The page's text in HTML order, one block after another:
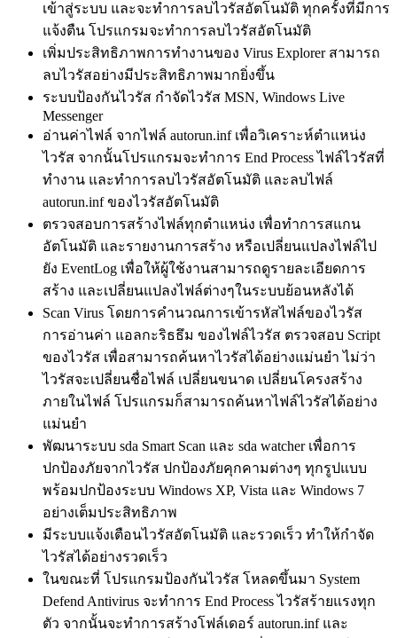
เข้าสู่ระบบ และจะทำการลบไวรัสอัตโนมัติ ทุกครั้งที่มีการ
แจ้งตืน โปรแกรมจะทำการลบไวรัสอัตโนมัติ
เพิ่มประสิทธิภาพการทำงานของ Virus Explorer สามารถ
ลบไวรัสอย่างมีประสิทธิภาพมากยิ่งขึ้น
ระบบป้องกันไวรัส กำจัดไวรัส MSN, Windows Live
Messenger
อ่านค่าไฟล์ จากไฟล์ autorun.inf เพื่อวิเคราะห์ตำแหน่ง
ไวรัส จากนั้นโปรแกรมจะทำการ End Process ไฟล์ไวรัสที่
ทำงาน และทำการลบไวรัสอัตโนมัติ และลบไฟล์
autorun.inf ของไวรัสอัตโนมัติ
ตรวจสอบการสร้างไฟล์ทุกตำแหน่ง เพื่อทำการสแกน
อัตโนมัติ และรายงานการสร้าง หรือเปลี่ยนแปลงไฟล์ไป
ยัง EventLog เพื่อให้ผู้ใช้งานสามารถดูรายละเอียดการ
สร้าง และเปลี่ยนแปลงไฟล์ต่างๆในระบบย้อนหลังได้
Scan Virus โดยการคำนวณการเข้ารหัสไฟล์ของไวรัส
การอ่านค่า แอลกะริธธึม ของไฟล์ไวรัส ตรวจสอบ Script
ของไวรัส เพื่อสามารถค้นหาไวรัสได้อย่างแม่นยำ ไม่ว่า
ไวรัสจะเปลี่ยนชื่อไฟล์ เปลี่ยนขนาด เปลี่ยนโครงสร้าง
ภายในไฟล์ โปรแกรมก็สามารถค้นหาไฟล์ไวรัสได้อย่าง
แม่นยำ
พัฒนาระบบ sda Smart Scan และ sda watcher เพื่อการ
ปกป้องภัยจากไวรัส ปกป้องภัยคุกคามต่างๆ ทุกรูปแบบ
พร้อมปกป้องระบบ Windows XP, Vista และ Windows 7
อย่างเต็มประสิทธิภาพ
มีระบบแจ้งเตือนไวรัสอัตโนมัติ และรวดเร็ว ทำให้กำจัด
ไวรัสได้อย่างรวดเร็ว
ในขณะที่ โปรแกรมป้องกันไวรัส โหลดขึ้นมา System
Defend Antivirus จะทำการ End Process ไวรัสร้ายแรงทุก
ตัว จากนั้นจะทำการสร้างโฟล์เดอร์ autorun.inf และ